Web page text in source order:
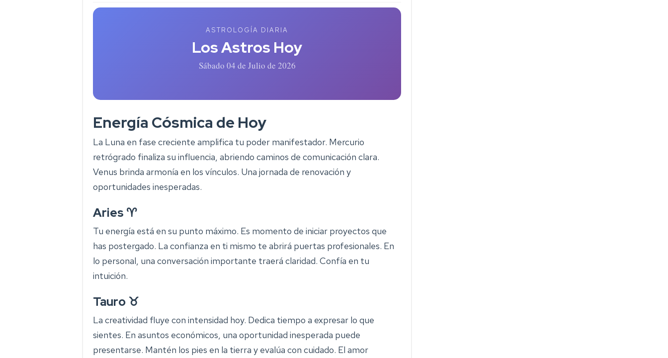
ASTROLOGÍA DIARIA
Los Astros Hoy
Sábado 04 de Julio de 2026
Energía Cósmica de Hoy
La Luna en fase creciente amplifica tu poder manifestador. Mercurio
retrógrado finaliza su influencia, abriendo caminos de comunicación clara.
Venus brinda armonía en los vínculos. Una jornada de renovación y
oportunidades inesperadas.
Aries ♈
Tu energía está en su punto máximo. Es momento de iniciar proyectos que
has postergado. La confianza en ti mismo te abrirá puertas profesionales. En
lo personal, una conversación importante traerá claridad. Confía en tu
intuición.
Tauro ♉
La creatividad fluye con intensidad hoy. Dedica tiempo a expresar lo que
sientes. En asuntos económicos, una oportunidad inesperada puede
presentarse. Mantén los pies en la tierra y evalúa con cuidado. El amor